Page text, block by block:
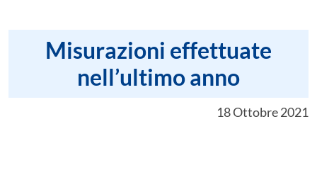
Misurazioni effettuate
nell’ultimo anno
18 Ottobre 2021